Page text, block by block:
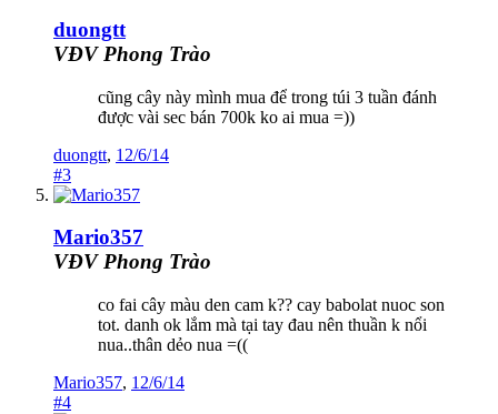
duongtt
VĐV Phong Trào
cũng cây này mình mua để trong túi 3 tuần đánh
được vài sec bán 700k ko ai mua =))
duongtt, 12/6/14
#3
Mario357
VĐV Phong Trào
co fai cây màu den cam k?? cay babolat nuoc son
tot. danh ok lắm mà tại tay đau nên thuần k nổi
nua..thân dẻo nua =((
Mario357, 12/6/14
#4